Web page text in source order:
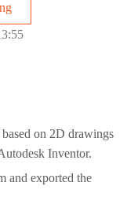
on 2D drawings
Inventor.
and exported the